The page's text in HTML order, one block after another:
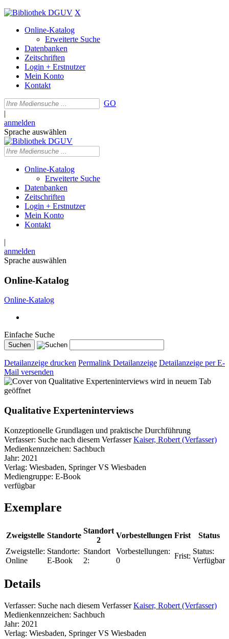
X
Online-Katalog
Erweiterte Suche
Datenbanken
Zeitschriften
Login + Erstnutzer
Mein Konto
Kontakt
GO
|
anmelden
Sprache auswählen
Online-Katalog
Erweiterte Suche
Datenbanken
Zeitschriften
Login + Erstnutzer
Mein Konto
Kontakt
|
anmelden
Sprache auswählen
Online-Katalog
Online-Katalog
Einfache Suche
Detailanzeige drucken Permalink Detailanzeige Detailanzeige per E-
Mail versenden
wird in neuem Tab
geöffnet
Qualitative Experteninterviews
Konzeptionelle Grundlagen und praktische Durchführung
Verfasser: Suche nach diesem Verfasser Kaiser, Robert (Verfasser)
Medienkennzeichen: Sachbuch
Jahr: 2021
Verlag: Wiesbaden, Springer VS Wiesbaden
Mediengruppe: E-Book
verfügbar
Exemplare
Zweigstelle Standorte
Standort
2
Vorbestellungen Frist
Status
Zweigstelle:
Online
Standorte:
E-Book
Standort
2:
Vorbestellungen:
0
Frist:
Status:
Verfügbar
Details
Verfasser: Suche nach diesem Verfasser Kaiser, Robert (Verfasser)
Medienkennzeichen: Sachbuch
Jahr: 2021
Verlag: Wiesbaden, Springer VS Wiesbaden